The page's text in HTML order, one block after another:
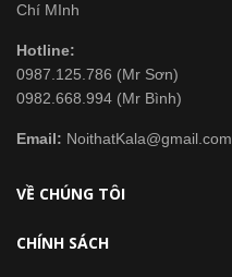
Chí MInh
Hotline:
0987.125.786 (Mr Sơn)
0982.668.994 (Mr Bình)
Email: NoithatKala@gmail.com
VỀ CHÚNG TÔI
CHÍNH SÁCH